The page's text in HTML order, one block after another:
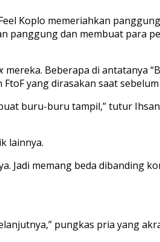
Koplo memeriahkan
panggung dan membuat para
mereka. Beberapa di antatanya
yang dirasakan saat
buru-buru tampil,” tutur Ihsan
lainnya.
Jadi memang beda dibanding
pungkas pria yang